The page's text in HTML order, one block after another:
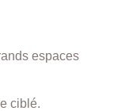
espaces
ciblé.